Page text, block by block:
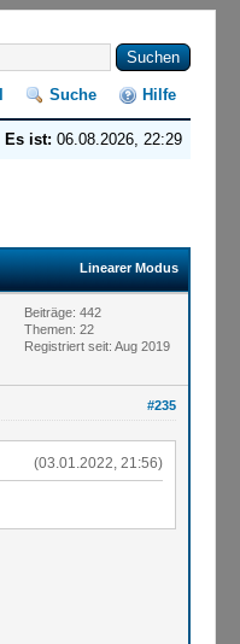
Suche Hilfe
Es ist: 06.08.2026, 22:29
Linearer Modus
Beiträge: 442
Themen: 22
Registriert seit: Aug 2019
#235
(03.01.2022, 21:56)